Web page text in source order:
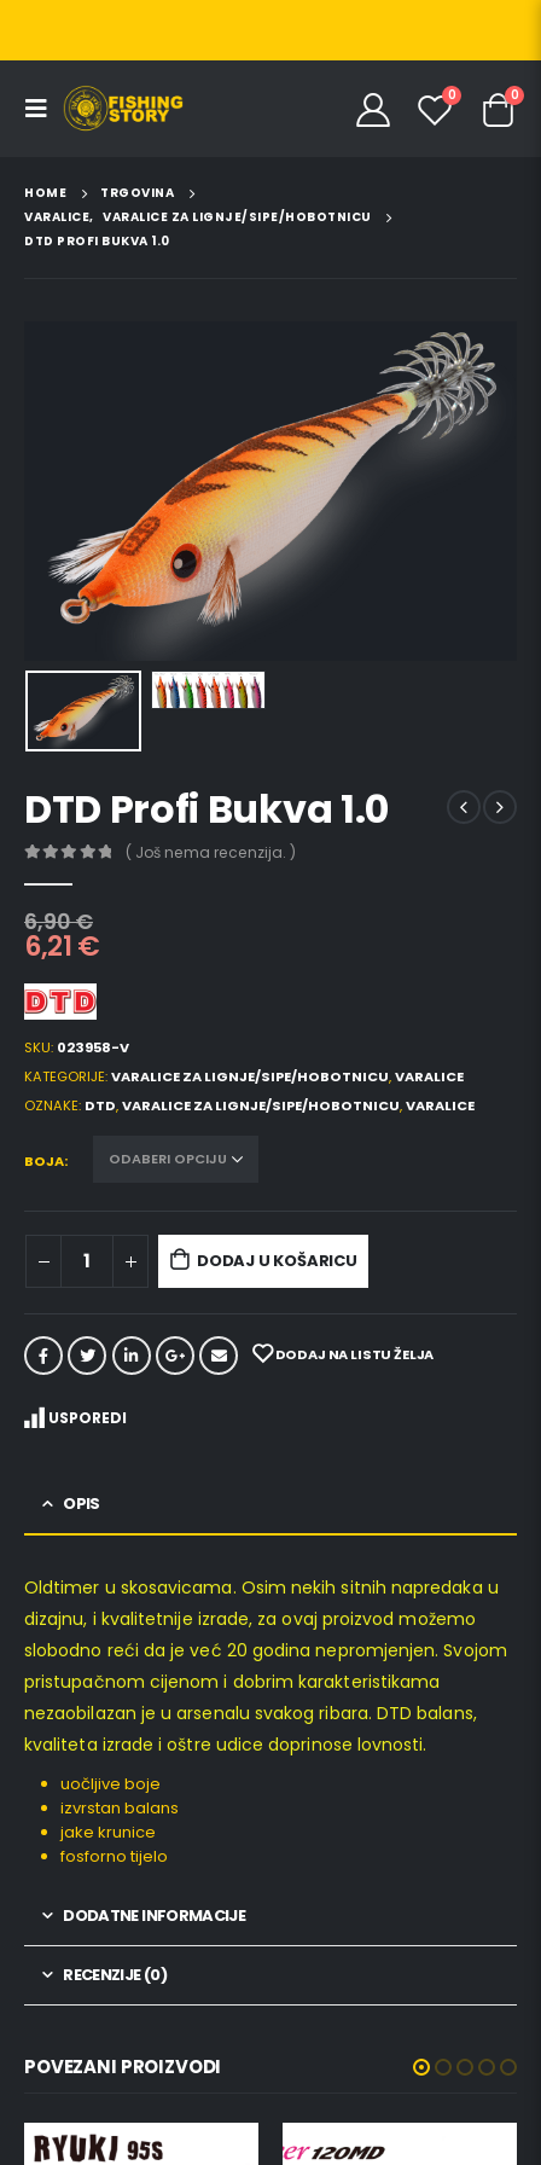
0 0
HOME
TRGOVINA
VARALICE, VARALICE ZA LIGNJE/SIPE/HOBOTNICU
DTD PROFI BUKVA 1.0
DTD Profi Bukva 1.0
( Još nema recenzija. )
6,90€
6,21€
SKU: 023958-V
KATEGORIJE:VARALICE ZA LIGNJE/SIPE/HOBOTNICU,VARALICE
OZNAKE: DTD,VARALICE ZA LIGNJE/SIPE/HOBOTNICU,VARALICE
BOJA
DODAJ U KOŠARICU
DODAJ NA LISTU ŽELJA
USPOREDI
OPIS
Oldtimer u skosavicama. Osim nekih sitnih napredaka u
dizajnu, i kvalitetnije izrade, za ovaj proizvod možemo
slobodno reći da je već 20 godina nepromjenjen. Svojom
pristupačnom cijenom i dobrim karakteristikama
nezaobilazan je u arsenalu svakog ribara. DTD balans,
kvaliteta izrade i oštre udice doprinose lovnosti.
uočljive boje
izvrstan balans
jake krunice
fosforno tijelo
DODATNE INFORMACIJE
RECENZIJE (0)
POVEZANI PROIZVODI